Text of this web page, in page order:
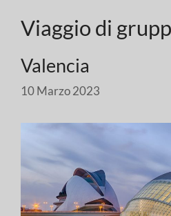
Viaggio di
Valencia
10 Marzo 2023